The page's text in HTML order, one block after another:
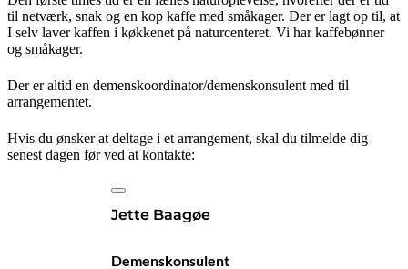
til netværk, snak og en kop kaffe med småkager. Der er lagt op til, at
I selv laver kaffen i køkkenet på naturcenteret. Vi har kaffebønner
og småkager.
Der er altid en demenskoordinator/demenskonsulent med til
arrangementet.
Hvis du ønsker at deltage i et arrangement, skal du tilmelde dig
senest dagen før ved at kontakte:
Jette Baagøe
Demenskonsulent